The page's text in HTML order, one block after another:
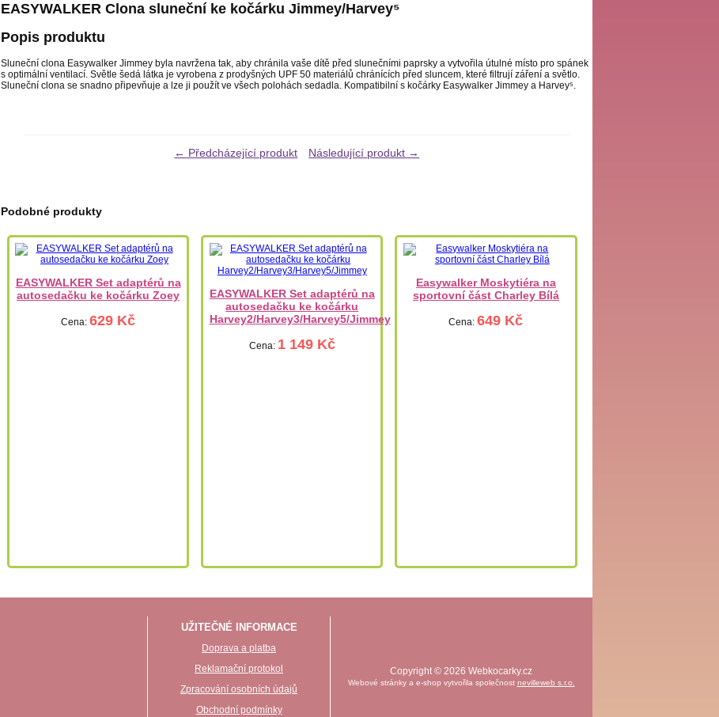
EASYWALKER Clona sluneční ke kočárku Jimmey/Harvey⁵
Popis produktu
Sluneční clona Easywalker Jimmey byla navržena tak, aby chránila vaše dítě před slunečními paprsky a vytvořila útulné místo pro spánek
s optimální ventilací. Světle šedá látka je vyrobena z prodyšných UPF 50 materiálů chránících před sluncem, které filtrují záření a světlo.
Sluneční clona se snadno připevňuje a lze ji použít ve všech polohách sedadla. Kompatibilní s kočárky Easywalker Jimmey a Harvey⁵.
← Předcházející produkt Následující produkt →
Podobné produkty
EASYWALKER Set adaptérů na
autosedačku ke kočárku Zoey
Cena:629 Kč
EASYWALKER Set adaptérů na
autosedačku ke kočárku
Harvey2/Harvey3/Harvey5/Jimmey
Cena: 1 149 Kč
Easywalker Moskytiéra na
sportovní část Charley Bílá
Cena:649 Kč
UŽITEČNÉ INFORMACE
Doprava a platba
Reklamační protokol
Zpracování osobních údajů
Obchodní podmínky
Copyright © 2026 Webkocarky.cz
Webové stránky a e-shop vytvořila společnost nevilleweb s.r.o.